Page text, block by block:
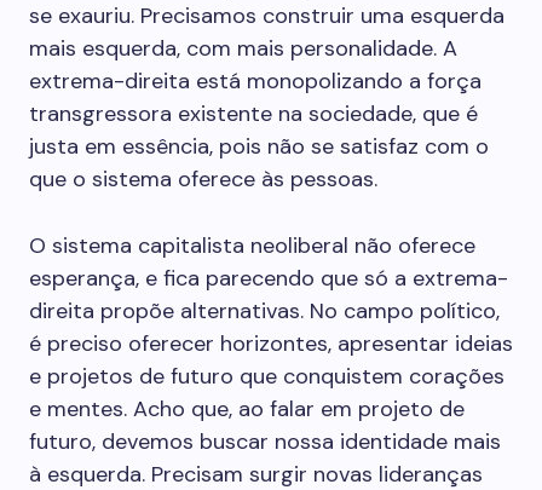
se exauriu. Precisamos construir uma esquerda
mais esquerda, com mais personalidade. A
extrema-direita está monopolizando a força
transgressora existente na sociedade, que é
justa em essência, pois não se satisfaz com o
que o sistema oferece às pessoas.
O sistema capitalista neoliberal não oferece
esperança, e fica parecendo que só a extrema-
direita propõe alternativas. No campo político,
é preciso oferecer horizontes, apresentar ideias
e projetos de futuro que conquistem corações
e mentes. Acho que, ao falar em projeto de
futuro, devemos buscar nossa identidade mais
à esquerda. Precisam surgir novas lideranças